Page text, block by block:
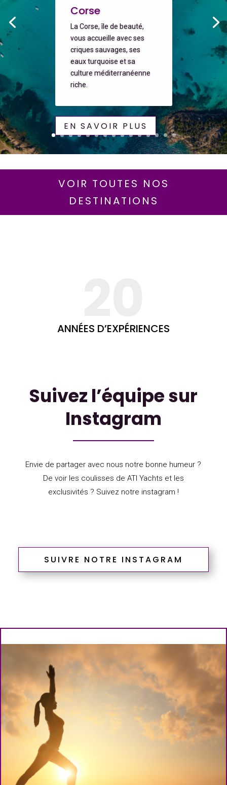
Corse
La Corse, île de beauté,
vous accueille avec ses
criques sauvages, ses
eaux turquoise et sa
culture méditerranéenne
riche.
EN SAVOIR PLUS
VOIR TOUTES NOS
DESTINATIONS
ANNÉES D’EXPÉRIENCES
Suivez l’équipe sur
Instagram
Envie de partager avec nous notre bonne humeur ?
De voir les coulisses de ATI Yachts et les
exclusivités ? Suivez notre instagram !
SUIVRE NOTRE INSTAGRAM